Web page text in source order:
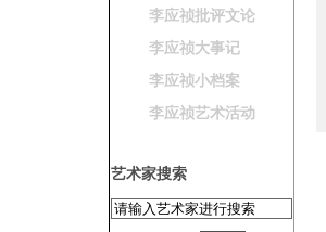
李应祯批评文论
李应祯大事记
李应祯小档案
李应祯艺术活动
艺术家搜索